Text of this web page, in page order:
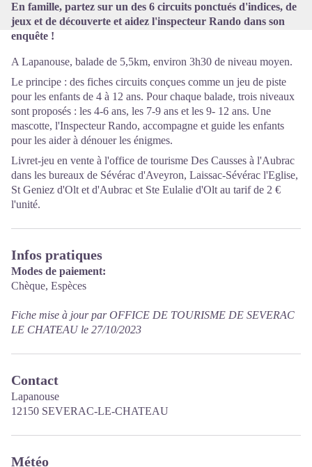
En famille, partez sur un des 6 circuits ponctués d'indices, de
jeux et de découverte et aidez l'inspecteur Rando dans son
enquête !
A Lapanouse, balade de 5,5km, environ 3h30 de niveau moyen.
Le principe : des fiches circuits conçues comme un jeu de piste
pour les enfants de 4 à 12 ans. Pour chaque balade, trois niveaux
sont proposés : les 4-6 ans, les 7-9 ans et les 9- 12 ans. Une
mascotte, l'Inspecteur Rando, accompagne et guide les enfants
pour les aider à dénouer les énigmes.
Livret-jeu en vente à l'office de tourisme Des Causses à l'Aubrac
dans les bureaux de Sévérac d'Aveyron, Laissac-Sévérac l'Eglise,
St Geniez d'Olt et d'Aubrac et Ste Eulalie d'Olt au tarif de 2 €
l'unité.
Infos pratiques
Modes de paiement:
Chèque, Espèces
Fiche mise à jour par OFFICE DE TOURISME DE SEVERAC
LE CHATEAU le 27/10/2023
Contact
Lapanouse
12150 SEVERAC-LE-CHATEAU
Météo